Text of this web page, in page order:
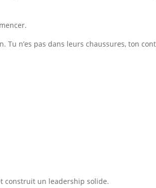
n’es pas dans leurs chaussures, ton
construit un leadership solide.